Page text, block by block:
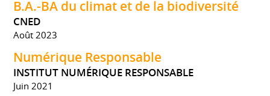
B.A.-BA du climat et de la biodiversité
CNED
Août 2023
Numérique Responsable
INSTITUT NUMÉRIQUE RESPONSABLE
Juin 2021